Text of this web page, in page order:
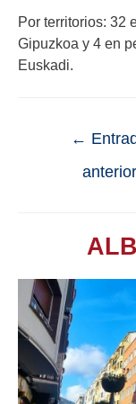
Por territorios: 32
Gipuzkoa y 4 en
Euskadi.
←
anterior